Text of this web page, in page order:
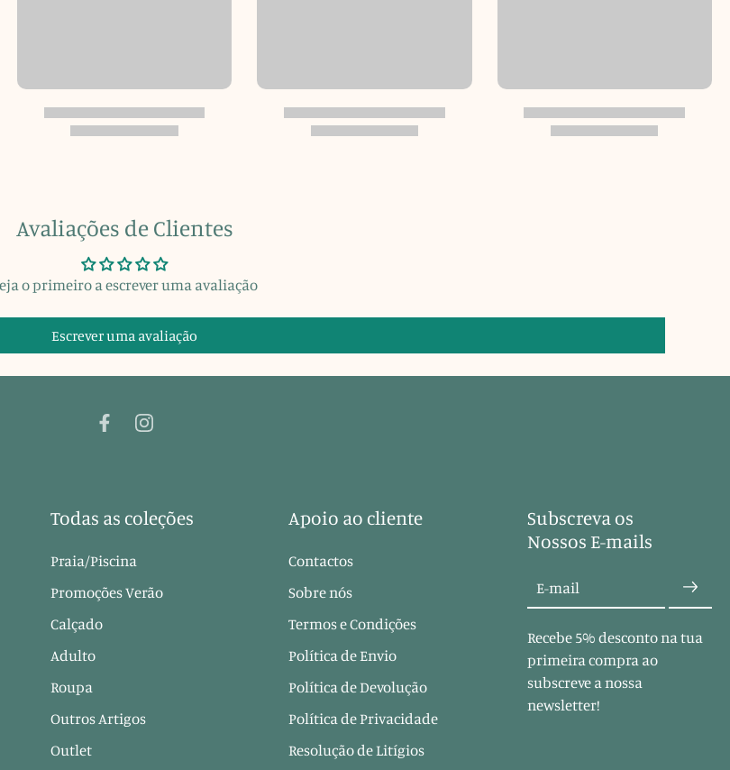
Avaliações de Clientes
o primeiro a escrever uma avaliação
Escrever uma avaliação
Todas as coleções
Praia/Piscina
Promoções Verão
Calçado
Adulto
Roupa
Outros Artigos
Outlet
Apoio ao cliente
Contactos
Sobre nós
Termos e Condições
Política de Envio
Política de Devolução
Política de Privacidade
Resolução de Litígios
Subscreva os
Nossos E-mails
E-mail
Recebe 5% desconto na tua
primeira compra ao
subscreve a nossa
newsletter!